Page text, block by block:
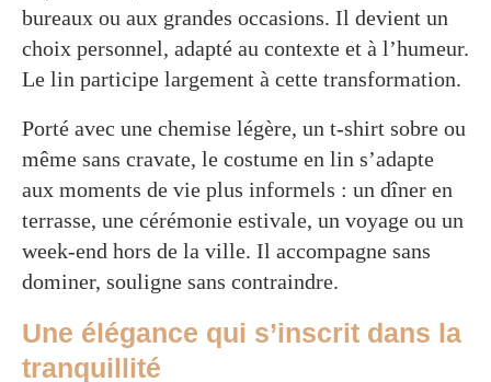
bureaux ou aux grandes occasions. Il devient un
choix personnel, adapté au contexte et à l’humeur.
Le lin participe largement à cette transformation.
Porté avec une chemise légère, un t-shirt sobre ou
même sans cravate, le costume en lin s’adapte
aux moments de vie plus informels : un dîner en
terrasse, une cérémonie estivale, un voyage ou un
week-end hors de la ville. Il accompagne sans
dominer, souligne sans contraindre.
Une élégance qui s’inscrit dans la
tranquillité